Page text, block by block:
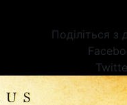
Поділіться з